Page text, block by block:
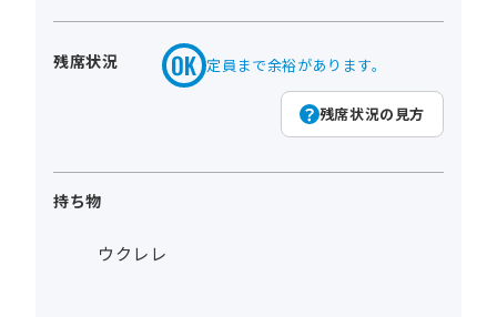
残席状況 定員まで余裕があります。
残席状況の見方
持ち物
ウクレレ